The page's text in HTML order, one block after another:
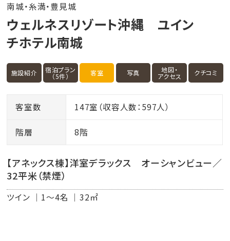
南城・糸満・豊見城
ウェルネスリゾート沖縄 ユイン
チホテル南城
施設紹介 宿泊プラン
（5件） 客室 写真 地図・
アクセス クチコミ
客室数 147室（収容人数：597人）
階層 8階
【アネックス棟】洋室デラックス オーシャンビュー／
32平米（禁煙）
ツイン 1～4名 32㎡